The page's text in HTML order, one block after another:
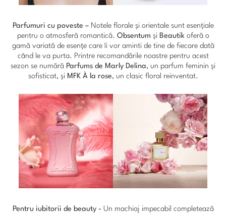
Parfumuri cu poveste –Notele florale și orientale sunt esențiale
pentru o atmosferă romantică. Obsentum și Beautik oferă o
gamă variată de esențe care îi vor aminti de tine de fiecare dată
când le va purta. Printre recomandările noastre pentru acest
sezon se numără Parfums de Marly Delina, un parfum feminin și
sofisticat, și MFK À la rose, un clasic floral reinventat.
Pentru iubitorii de beauty - Un machiaj impecabil completează